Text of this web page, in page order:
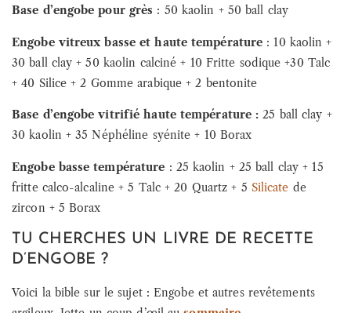
Base d’engobe pour grès : 50 kaolin + 50 ball clay
Engobe vitreux basse et haute température : 10 kaolin +
30 ball clay + 50 kaolin calciné + 10 Fritte sodique +30 Talc
+ 40 Silice + 2 Gomme arabique + 2 bentonite
Base d’engobe vitrifié haute température : 25 ball clay +
30 kaolin + 35 Néphéline syénite + 10 Borax
Engobe basse température : 25 kaolin + 25 ball clay + 15
fritte calco-alcaline + 5 Talc + 20 Quartz + 5 Silicate de
zircon + 5 Borax
TU CHERCHES UN LIVRE DE RECETTE
D’ENGOBE ?
Voici la bible sur le sujet : Engobe et autres revêtements